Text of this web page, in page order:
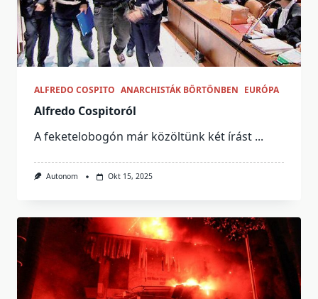
ALFREDO COSPITO ANARCHISTÁK BÖRTÖNBEN EURÓPA
Alfredo Cospitoról
A feketelobogón már közöltünk két írást ...
Autonom Okt 15, 2025